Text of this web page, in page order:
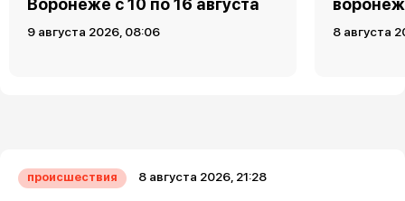
Воронеже с 10 по 16 августа
9 августа 2026, 08:06 8 августа
происшествия 8 августа 2026, 21:28